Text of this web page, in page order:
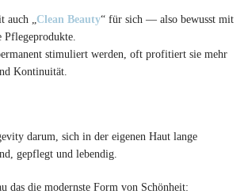
„ Clean Beauty“ für sich — also bewusst mit
stimuliert werden, oft profitiert sie mehr
Kontinuität.
darum, sich in der eigenen Haut lange
gepflegt und lebendig.
das die modernste Form von Schönheit: